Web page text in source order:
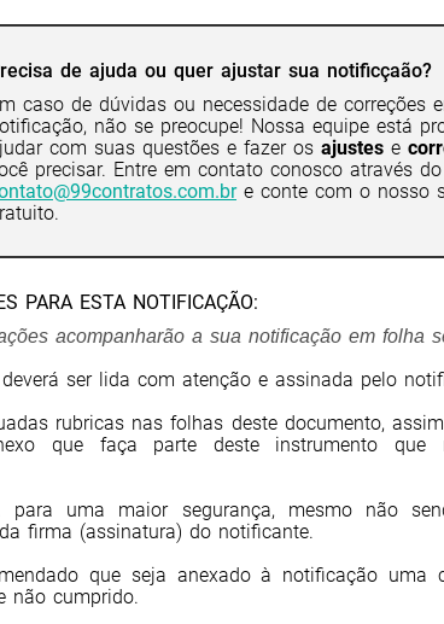
de ajuda ou quer ajustar sua notificçaão?
caso de dúvidas ou necessidade de correções
não se preocupe! Nossa equipe está
com suas questões e fazer os ajustes e
precisar. Entre em contato conosco através
e conte com o nosso
PARA ESTA NOTIFICAÇÃO:
acompanharão a sua notificação em folha
ser lida com atenção e assinada pelo
rubricas nas folhas deste documento,
que faça parte deste instrumento que
para uma maior segurança, mesmo não
firma (assinatura) do notificante.
que seja anexado à notificação uma
não cumprido.